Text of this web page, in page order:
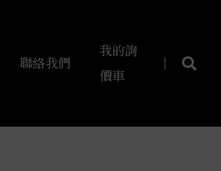
聯絡我們
我的詢
價車